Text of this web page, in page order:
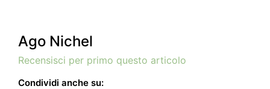
Ago Nichel
Recensisci per primo questo articolo
Condividi anche su: